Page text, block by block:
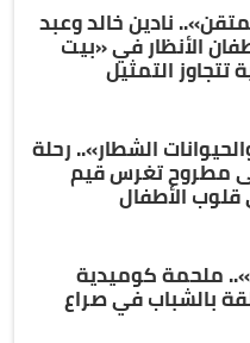
نادين خالد وعبد
الأنظار في «بيت
تتجاوز التمثيل
الشطار».. رحلة
مطروح تغرس قيم
قلوب الأطفال
ملحمة كوميدية
بالشباب في صراع